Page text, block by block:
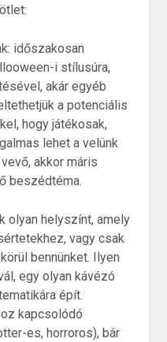
időszakosan
i stílusúra,
akár egyéb
a potenciális
hogy játékosak,
lehet a velünk
akkor máris
beszédtéma.
olyan helyszínt, amely
vagy csak
bennünket. Ilyen
egy olyan kávézó
épít.
kapcsolódó
es, horroros), bár